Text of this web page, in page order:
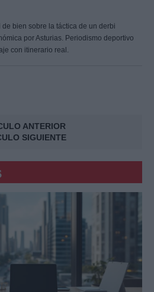
bien sobre la táctica de un derbi
por Asturias. Periodismo deportivo
con itinerario real.
ANTERIOR
SIGUIENTE